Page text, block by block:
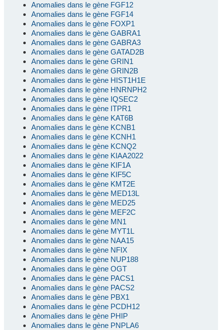
Anomalies dans le gène FGF12
Anomalies dans le gène FGF14
Anomalies dans le gène FOXP1
Anomalies dans le gène GABRA1
Anomalies dans le gène GABRA3
Anomalies dans le gène GATAD2B
Anomalies dans le gène GRIN1
Anomalies dans le gène GRIN2B
Anomalies dans le gène HIST1H1E
Anomalies dans le gène HNRNPH2
Anomalies dans le gène IQSEC2
Anomalies dans le gène ITPR1
Anomalies dans le gène KAT6B
Anomalies dans le gène KCNB1
Anomalies dans le gène KCNH1
Anomalies dans le gène KCNQ2
Anomalies dans le gène KIAA2022
Anomalies dans le gène KIF1A
Anomalies dans le gène KIF5C
Anomalies dans le gène KMT2E
Anomalies dans le gène MED13L
Anomalies dans le gène MED25
Anomalies dans le gène MEF2C
Anomalies dans le gène MN1
Anomalies dans le gène MYT1L
Anomalies dans le gène NAA15
Anomalies dans le gène NFIX
Anomalies dans le gène NUP188
Anomalies dans le gène OGT
Anomalies dans le gène PACS1
Anomalies dans le gène PACS2
Anomalies dans le gène PBX1
Anomalies dans le gène PCDH12
Anomalies dans le gène PHIP
Anomalies dans le gène PNPLA6